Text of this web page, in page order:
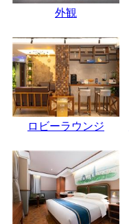
外観
ロビーラウンジ